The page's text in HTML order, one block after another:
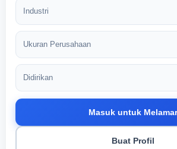
Industri
Ukuran Perusahaan
Didirikan
Masuk untuk Melamar
Buat Profil